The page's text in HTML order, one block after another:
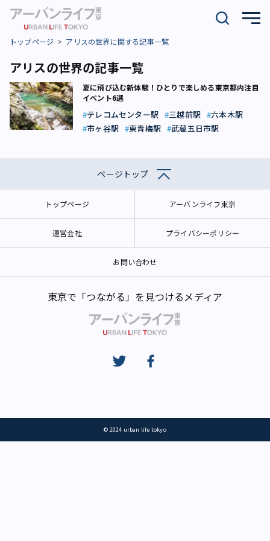
トップページ アリスの世界に関する記事一覧
アリスの世界の記事一覧
夏に飛び込む新体験！ひとりで楽しめる東京都内注目
イベント6選
テレコムセンター駅 三越前駅
六本木駅
市ヶ谷駅
東青梅駅 武蔵五日市駅
ページトップ
トップページ アーバンライフ東京
運営会社 プライバシーポリシー
お問い合わせ
東京で「つながる」を見つけるメディア
© 2024 urban life tokyo